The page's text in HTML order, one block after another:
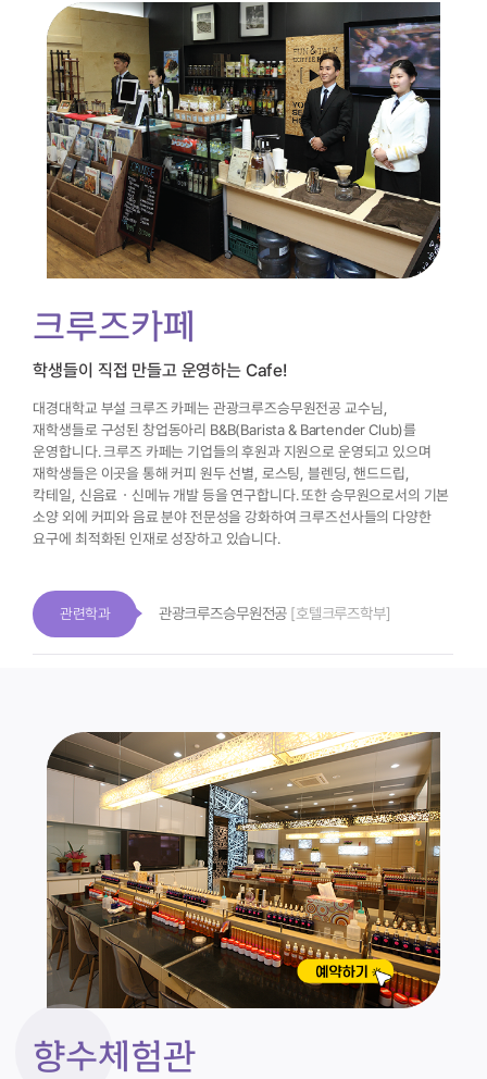
크루즈카페
학생들이 직접 만들고 운영하는 Cafe!
대경대학교 부설 크루즈 카페는 관광크루즈승무원전공 교수님,
재학생들로 구성된 창업동아리 B&B(Barista & Bartender Club)를
운영합니다.크루즈 카페는 기업들의 후원과 지원으로 운영되고 있으며
재학생들은 이곳을 통해커피 원두 선별, 로스팅, 블렌딩, 핸드드립,
칵테일, 신음료ㆍ신메뉴 개발 등을 연구합니다.또한 승무원으로서의 기본
소양 외에 커피와 음료 분야 전문성을 강화하여크루즈선사들의 다양한
요구에 최적화된 인재로 성장하고 있습니다.
관련학과 관광크루즈승무원전공 [호텔크루즈학부]
향수체험관